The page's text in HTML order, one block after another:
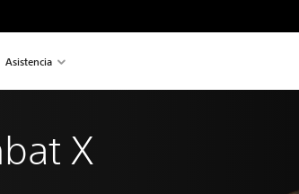
Asistencia
X